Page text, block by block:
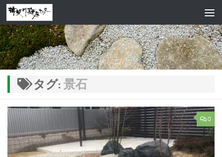
コンテンツへスキップ
タグ: 景石
0